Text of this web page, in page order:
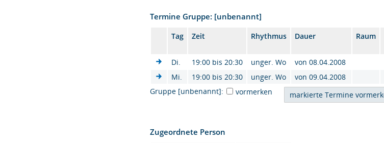
Termine Gruppe: [unbenannt]
Tag Zeit Rhythmus Dauer Raum
Di. 19:00 bis 20:30 unger. Wo
von 08.04.2008
Mi.
19:00 bis 20:30 unger. Wo
von 09.04.2008
Gruppe [unbenannt]:
vormerken
Zugeordnete Person